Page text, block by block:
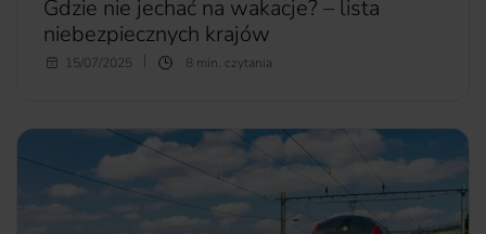
Gdzie nie jechać na wakacje? – lista
niebezpiecznych krajów
Każdy z nas ma ulubione miejsca, do których chętnie wraca.
jechać na wakacje, by nie ryzykować?więcej...
15/07/2025 8 min. czytania